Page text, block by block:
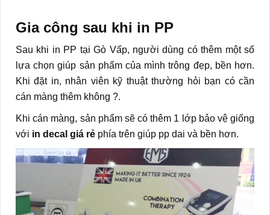
Gia công sau khi in PP
Sau khi in PP tại Gò Vấp, người dùng có thêm một số
lựa chọn giúp sản phẩm của mình trông đẹp, bền hơn.
Khi đặt in, nhân viên kỹ thuật thường hỏi bạn có cần
cán màng thêm không ?.
Khi cán màng, sản phẩm sẽ có thêm 1 lớp bảo vệ giống
với in decal giá rẻ phía trên giúp pp dai và bền hơn.